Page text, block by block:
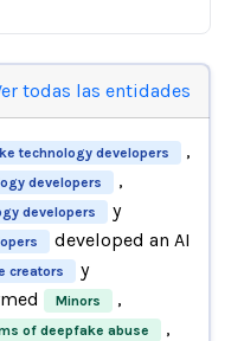
todas las entidades
technology developers ,
developers ,
developers y
developed an AI
creators y
Minors ,
of deepfake abuse ,